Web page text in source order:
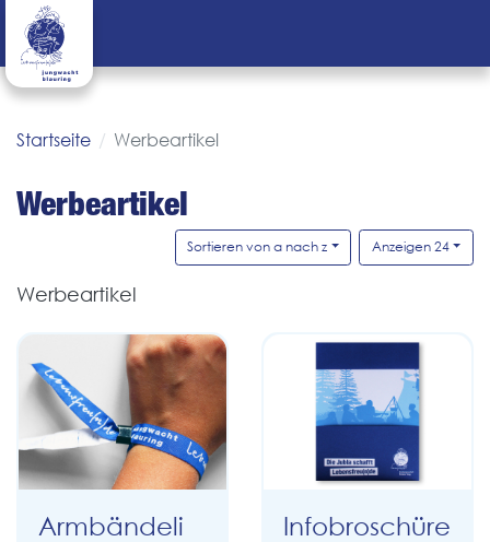
Startseite Werbeartikel
Werbeartikel
Anzeigen 24
Sortieren von a nach z
Werbeartikel
Armbändeli
Infobroschüre